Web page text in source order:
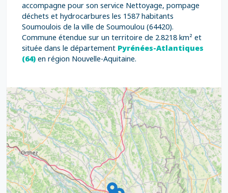
accompagne pour son service Nettoyage, pompage
déchets et hydrocarbures les 1587 habitants
Soumoulois de la ville de Soumoulou (64420).
Commune étendue sur un territoire de 2.8218 km² et
située dans le département Pyrénées-Atlantiques
(64) en région Nouvelle-Aquitaine.
4
9